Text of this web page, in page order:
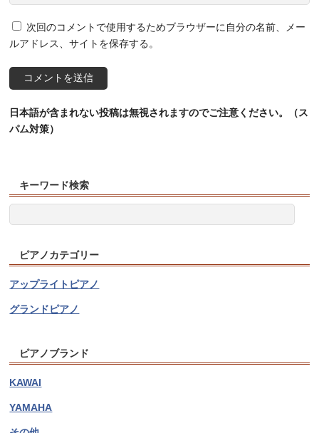
次回のコメントで使用するためブラウザーに自分の名前、メー
ルアドレス、サイトを保存する。
日本語が含まれない投稿は無視されますのでご注意ください。（ス
パム対策）
キーワード検索
ピアノカテゴリー
アップライトピアノ
グランドピアノ
ピアノブランド
KAWAI
YAMAHA